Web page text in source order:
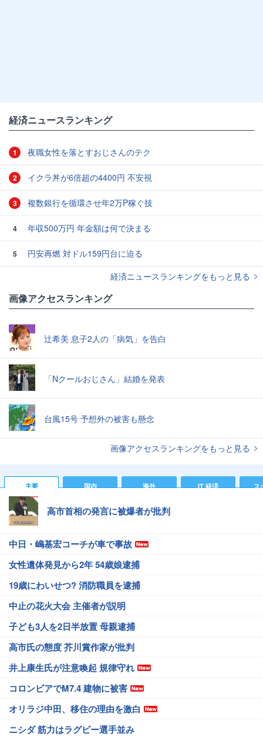
経済ニュースランキング
1 夜職女性を落とすおじさんのテク
2 イクラ丼が6倍超の4400円 不安視
3 複数銀行を循環させ年2万P稼ぐ技
4 年収500万円 年金額は何で決まる
5
円安再燃 対ドル159円台に迫る
経済ニュースランキングをもっと見る
画像アクセスランキング
辻希美 息子2人の「病気」を告白
「Nクールおじさん」結婚を発表
台風15号 予想外の被害も懸念
画像アクセスランキングをもっと見る
主要 国内 海外 IT 経済 ス
高市首相の発言に被爆者が批判
中日・嶋基宏コーチが車で事故
女性遺体発見から2年 54歳娘逮捕
19歳にわいせつ? 消防職員を逮捕
中止の花火大会 主催者が説明
子ども3人を2日半放置 母親逮捕
高市氏の態度 芥川賞作家が批判
井上康生氏が注意喚起 規律守れ
コロンビアでM7.4 建物に被害
オリラジ中田、移住の理由を激白
ニシダ 筋力はラグビー選手並み